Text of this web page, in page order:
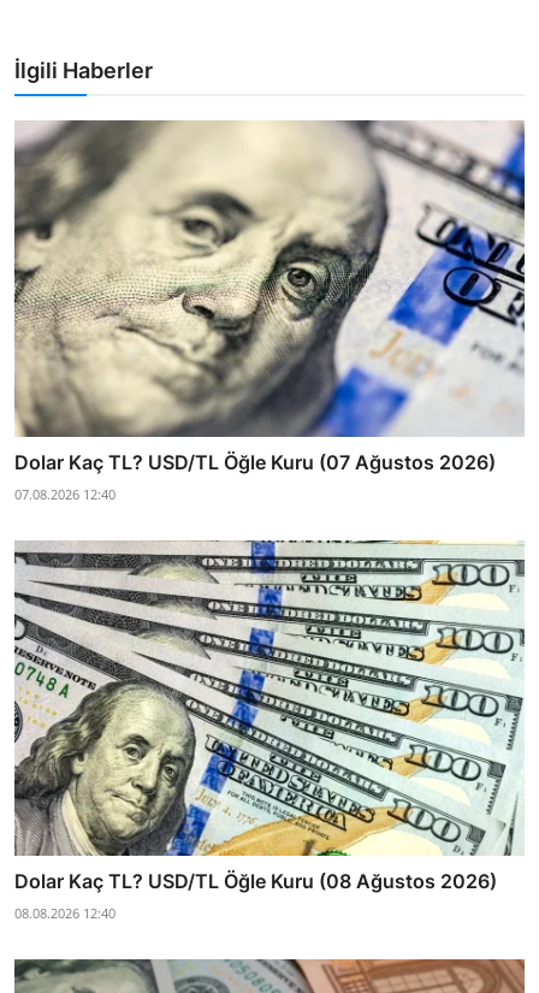
İlgili Haberler
Dolar Kaç TL? USD/TL Öğle Kuru (07 Ağustos 2026)
07.08.2026 12:40
Dolar Kaç TL? USD/TL Öğle Kuru (08 Ağustos 2026)
08.08.2026 12:40